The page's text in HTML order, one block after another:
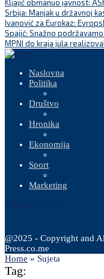
Kljajić obmanuo javnost:
Srbija: Manjak u državnoj
Ivanović za Eurokaz:
Spajić: Snažno
MPNI do kraja jula
Naslovna
Politika
Društvo
Hronika
Ekonomija
Sport
Marketing
@2025 - Copyright and
Press.co.me
Home » Sujeta
Tag: